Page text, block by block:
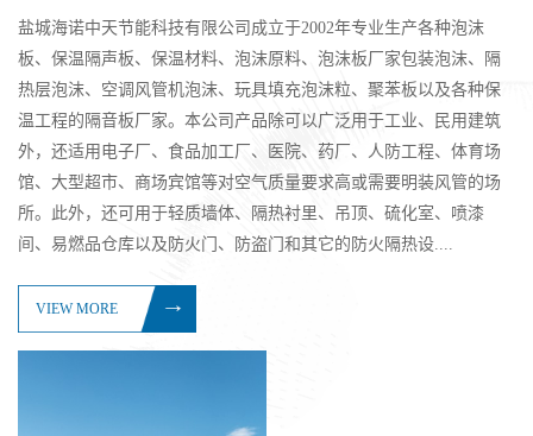
盐城海诺中天节能科技有限公司成立于2002年专业生产各种泡沫
板、保温隔声板、保温材料、泡沫原料、泡沫板厂家包装泡沫、隔
热层泡沫、空调风管机泡沫、玩具填充泡沫粒、聚苯板以及各种保
温工程的隔音板厂家。本公司产品除可以广泛用于工业、民用建筑
外，还适用电子厂、食品加工厂、医院、药厂、人防工程、体育场
馆、大型超市、商场宾馆等对空气质量要求高或需要明装风管的场
所。此外，还可用于轻质墙体、隔热衬里、吊顶、硫化室、喷漆
间、易燃品仓库以及防火门、防盗门和其它的防火隔热设....
VIEW MORE